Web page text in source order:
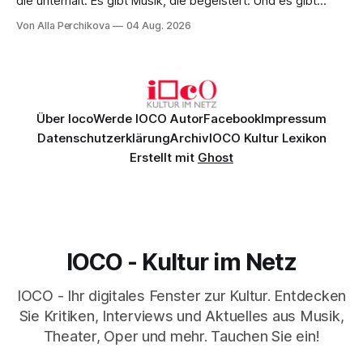
Genau so war der Abend im Kurhaus Wiesbaden, an dem
Von Alla Perchikova 04 Aug. 2026
Über IocoWerde IOCO AutorFacebookImpressum
DatenschutzerklärungArchivIOCO Kultur Lexikon
Erstellt mit Ghost
IOCO - Kultur im Netz
IOCO - Ihr digitales Fenster zur Kultur. Entdecken
Sie Kritiken, Interviews und Aktuelles aus Musik,
Theater, Oper und mehr. Tauchen Sie ein!